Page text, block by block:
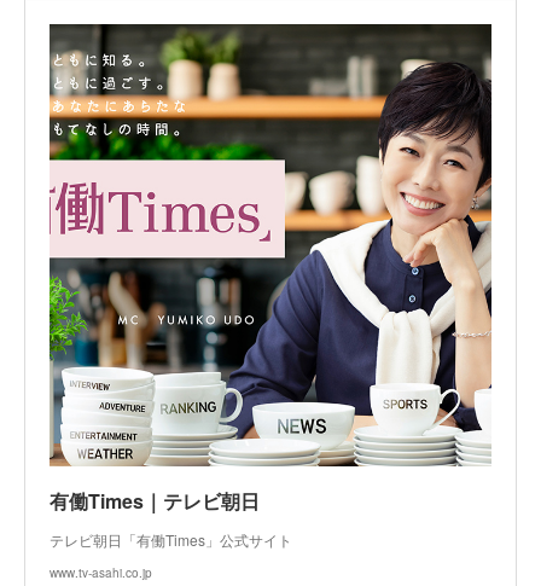
有働Times｜テレビ朝日
テレビ朝日「有働Times」公式サイト
www.tv-asahi.co.jp